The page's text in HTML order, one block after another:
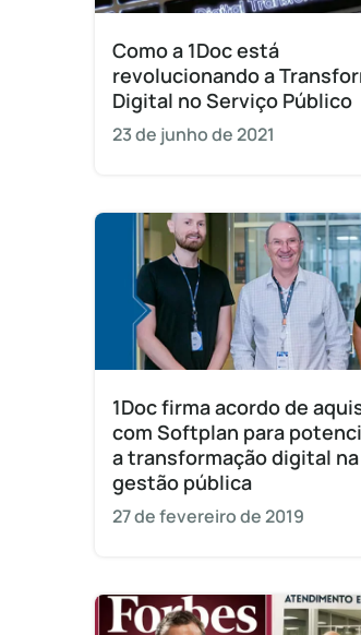
Como a 1Doc está
revolucionando a
Digital no Serviço Público
23 de junho de 2021
1Doc firma acordo de
com Softplan para
a transformação digital na
gestão pública
27 de fevereiro de 2019